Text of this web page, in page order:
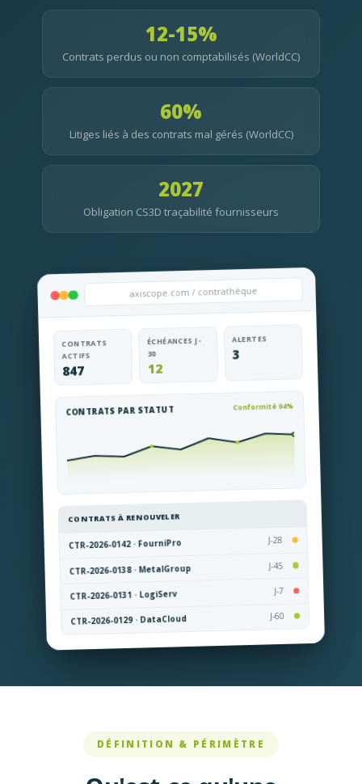
12-15%
Contrats perdus ou non comptabilisés (WorldCC)
60%
Litiges liés à des contrats mal gérés (WorldCC)
2027
Obligation CS3D traçabilité fournisseurs
axiscope.com / contrathèque
CONTRATS
ACTIFS
847
ÉCHÉANCES J-
30
12
ALERTES
3
CONTRATS PAR STATUT Conformité 94%
CONTRATS À RENOUVELER
CTR-2026-0142 · FourniPro J-28
CTR-2026-0138 · MetalGroup J-45
CTR-2026-0131 · LogiServ J-7
CTR-2026-0129 · DataCloud J-60
DÉFINITION & PÉRIMÈTRE